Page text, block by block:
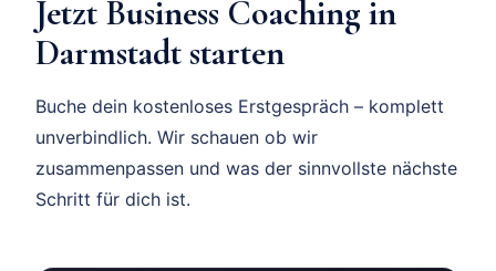
Jetzt Business Coaching in
Darmstadt starten
Buche dein kostenloses Erstgespräch – komplett
unverbindlich. Wir schauen ob wir
zusammenpassen und was der sinnvollste nächste
Schritt für dich ist.